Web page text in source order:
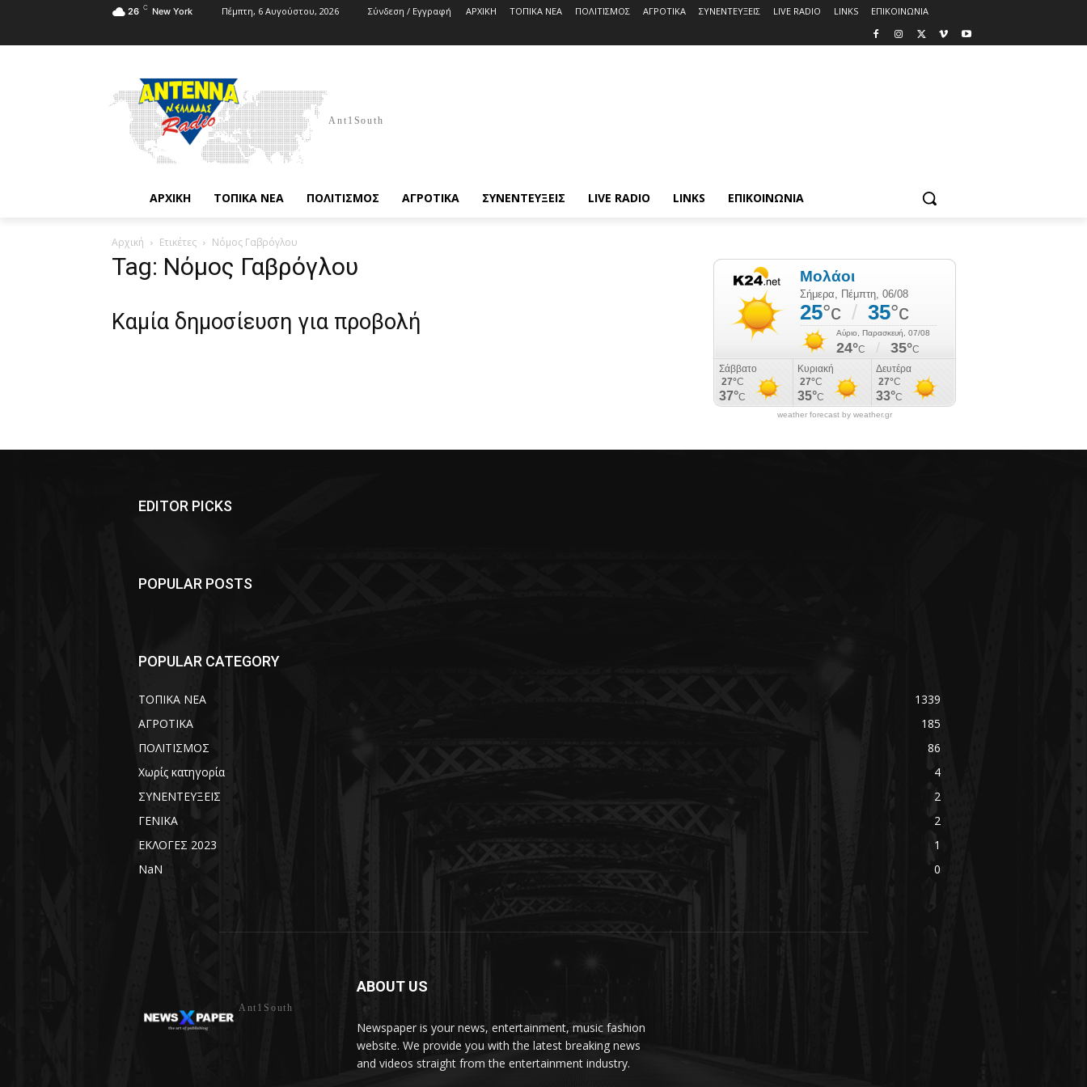
26 C New York Πέμπτη, 6 Αυγούστου, 2026 Σύνδεση / Εγγραφή ΑΡΧΙΚΗ ΤΟΠΙΚΑ ΝΕΑ ΠΟΛΙΤΙΣΜΟΣ ΑΓΡΟΤΙΚΑ ΣΥΝΕΝΤΕΥΞΕΙΣ LIVE RADIO LINKS ΕΠΙΚΟΙΝΩΝΙΑ
Ant1South
ΑΡΧΙΚΗ ΤΟΠΙΚΑ ΝΕΑ ΠΟΛΙΤΙΣΜΟΣ ΑΓΡΟΤΙΚΑ ΣΥΝΕΝΤΕΥΞΕΙΣ LIVE RADIO LINKS ΕΠΙΚΟΙΝΩΝΙΑ
Αρχική Ετικέτες Νόμος Γαβρόγλου
Tag: Νόμος Γαβρόγλου
Καμία δημοσίευση για προβολή
weather forecast by weather.gr
EDITOR PICKS
POPULAR POSTS
POPULAR CATEGORY
ΤΟΠΙΚΑ ΝΕΑ
1339
ΑΓΡΟΤΙΚΑ
185
ΠΟΛΙΤΙΣΜΟΣ
86
Χωρίς κατηγορία
4
ΣΥΝΕΝΤΕΥΞΕΙΣ
2
ΓΕΝΙΚΑ
2
ΕΚΛΟΓΕΣ 2023
1
NaN
0
Ant1South
ABOUT US
Newspaper is your news, entertainment, music fashion
website. We provide you with the latest breaking news
and videos straight from the entertainment industry.